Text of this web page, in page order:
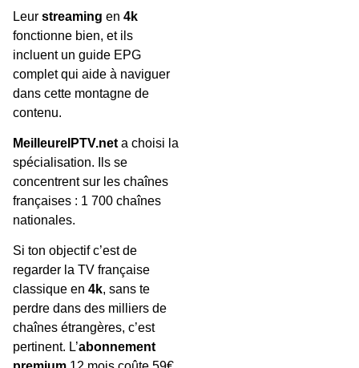
Leur streaming en 4k
fonctionne bien, et ils
incluent un guide EPG
complet qui aide à naviguer
dans cette montagne de
contenu.
MeilleureIPTV.net a choisi la
spécialisation. Ils se
concentrent sur les chaînes
françaises : 1 700 chaînes
nationales.
Si ton objectif c’est de
regarder la TV française
classique en 4k, sans te
perdre dans des milliers de
chaînes étrangères, c’est
pertinent. L’abonnement